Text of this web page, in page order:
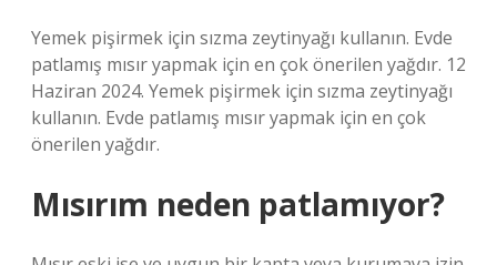
Yemek pişirmek için sızma zeytinyağı kullanın. Evde
patlamış mısır yapmak için en çok önerilen yağdır. 12
Haziran 2024. Yemek pişirmek için sızma zeytinyağı
kullanın. Evde patlamış mısır yapmak için en çok
önerilen yağdır.
Mısırım neden patlamıyor?